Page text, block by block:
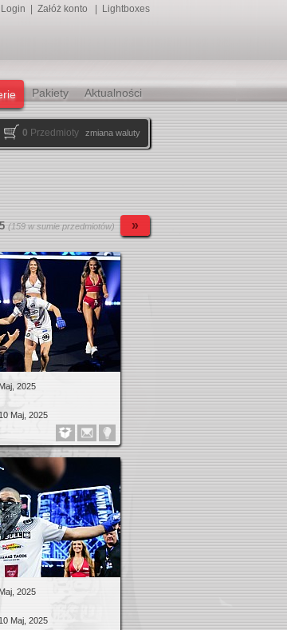
Login Załóż konto Lightboxes
Aktualności
Pakiety
zmiana waluty
0 Przedmioty
5 (159 w sumie przedmiotów)
2025
10 Maj, 2025
2025
10 Maj, 2025